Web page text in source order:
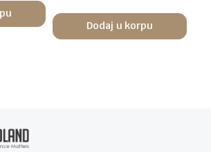
Dodaj u korpu